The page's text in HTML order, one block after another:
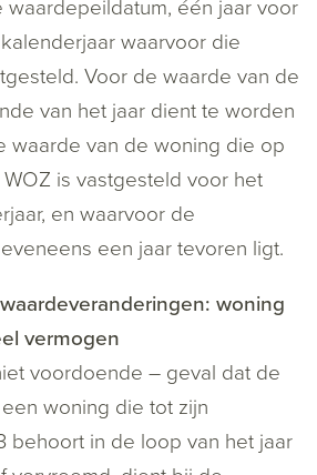
één jaar voor
waarvoor die
Voor de waarde van de
van het jaar dient te worden
waarde van de woning die op
is vastgesteld voor het
en waarvoor de
een jaar tevoren ligt.
woning
vermogen
voordoende – geval dat de
woning die tot zijn
behoort in de loop van het jaar